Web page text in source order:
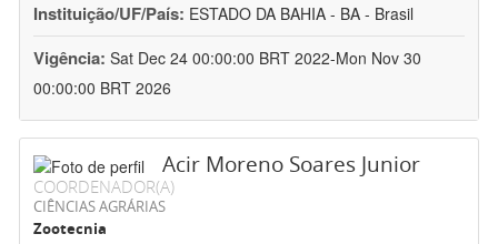
Instituição/UF/País: ESTADO DA BAHIA - BA - Brasil
Vigência: Sat Dec 24 00:00:00 BRT 2022-Mon Nov 30
00:00:00 BRT 2026
Acir Moreno Soares Junior
COORDENADOR(A)
CIÊNCIAS AGRÁRIAS
Zootecnia